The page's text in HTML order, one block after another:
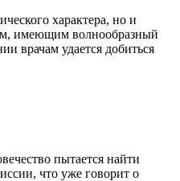
характера, но и
имеющим волнообразный
врачам удается добиться
пытается найти
что уже говорит о